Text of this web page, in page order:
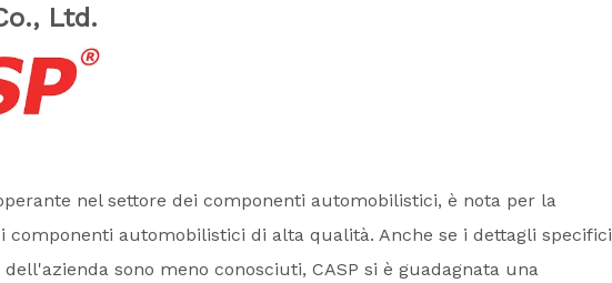
Ltd.
nel settore dei componenti automobilistici, è nota per la
automobilistici di alta qualità. Anche se i dettagli specifici
sono meno conosciuti, CASP si è guadagnata una